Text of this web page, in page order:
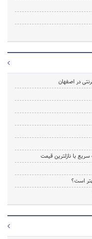
در اصفهان
با نازلترین قیمت
است؟